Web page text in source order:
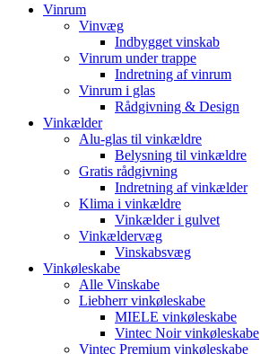
Vinrum
Vinvæg
Indbygget vinskab
Vinrum under trappe
Indretning af vinrum
Vinrum i glas
Rådgivning & Design
Vinkælder
Alu-glas til vinkældre
Belysning til vinkældre
Gratis rådgivning
Indretning af vinkælder
Klima i vinkældre
Vinkælder i gulvet
Vinkældervæg
Vinskabsvæg
Vinkøleskabe
Alle Vinskabe
Liebherr vinkøleskabe
MIELE vinkøleskabe
Vintec Noir vinkøleskabe
Vintec Premium vinkøleskabe